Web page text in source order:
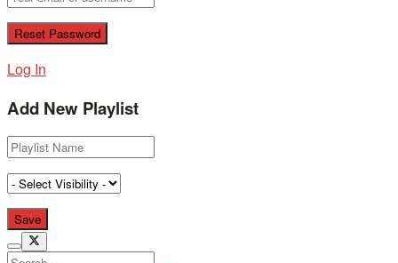
Log In
Add New Playlist